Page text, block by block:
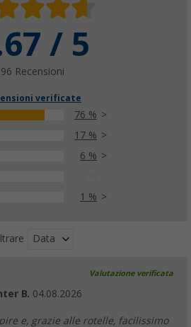
Comet con anello a vite e tubo
(37)
12,99€15,
per serbatoi d’acqua Berger
/ 5
96 Recensioni
verificate
76 %
17 %
6 %
1 %
Data
Valutazione verificata
B. 04.08.2026
e, grazie alle rotelle, facilissimo